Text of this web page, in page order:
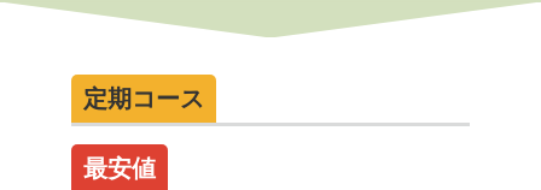
定期コース
最安値